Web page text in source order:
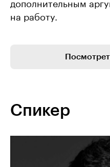
дополнительным
на работу.
Спикер